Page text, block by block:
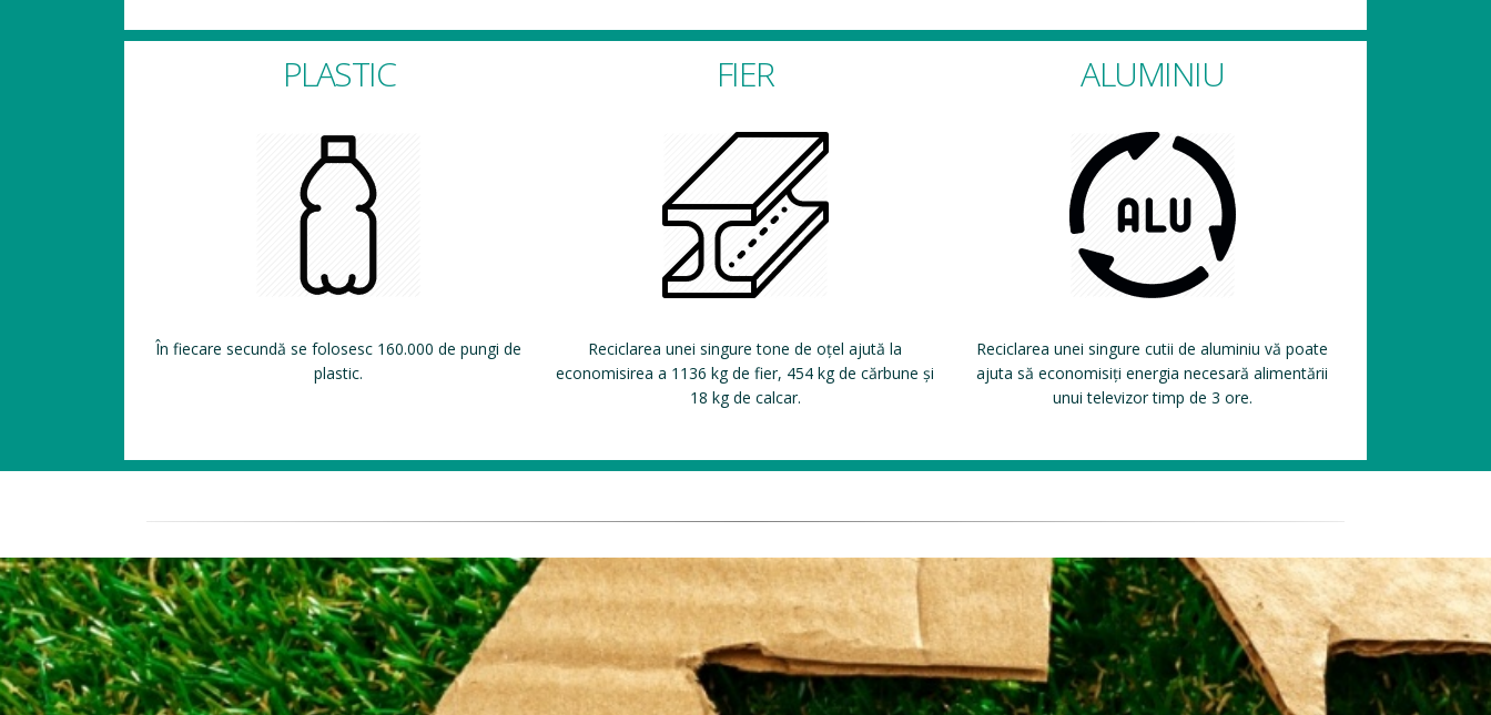
PLASTIC
În fiecare secundă se folosesc 160.000 de pungi de
plastic.
FIER
Reciclarea unei singure tone de oțel ajută la
economisirea a 1136 kg de fier, 454 kg de cărbune și
18 kg de calcar.
ALUMINIU
Reciclarea unei singure cutii de aluminiu vă poate
ajuta să economisiți energia necesară alimentării
unui televizor timp de 3 ore.